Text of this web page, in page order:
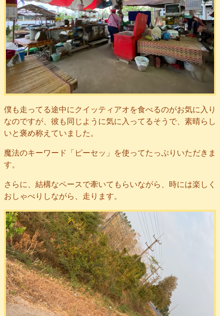
僕も走ってる途中にクイッティアオを食べるのがお気に入り
なのですが、彼も同じように気に入ってるそうで、素晴らし
いと褒め称えていました。
魔法のキーワード「ピーセッ」を使ってたっぷりいただきま
す。
さらに、結構なペースで牽いてもらいながら、時には楽しく
おしゃべりしながら、走ります。